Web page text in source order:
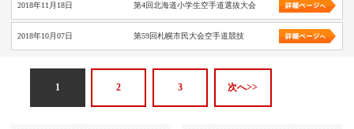
2018年11月18日 第4回北海道小学生空手道選抜大会
2018年10月07日 第59回札幌市民大会空手道競技
1 2 3 次へ>>